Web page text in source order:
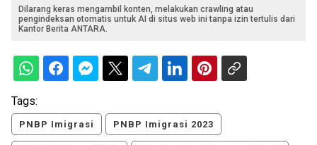
Dilarang keras mengambil konten, melakukan crawling atau
pengindeksan otomatis untuk AI di situs web ini tanpa izin tertulis dari
Kantor Berita ANTARA.
Tags:
PNBP Imigrasi PNBP Imigrasi 2023